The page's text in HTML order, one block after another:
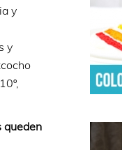
y
y
queden